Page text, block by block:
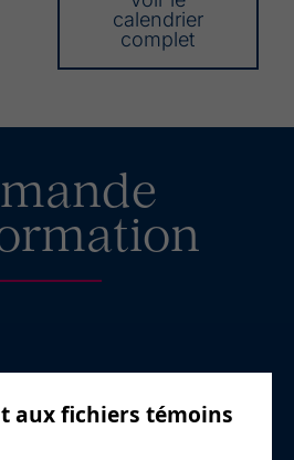
calendrier
complet
aux fichiers témoins